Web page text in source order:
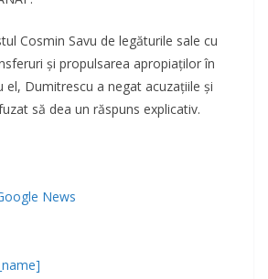
Cosmin Savu de legăturile sale cu
și propulsarea apropiaților în
el, Dumitrescu a negat acuzațiile și
să dea un răspuns explicativ.
News